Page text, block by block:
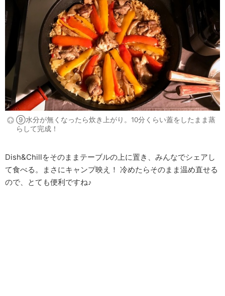
⑨水分が無くなったら炊き上がり。10分くらい蓋をしたまま蒸
らして完成！
Dish&Chillをそのままテーブルの上に置き、みんなでシェアし
て食べる。まさにキャンプ映え！ 冷めたらそのまま温め直せる
ので、とても便利ですね♪